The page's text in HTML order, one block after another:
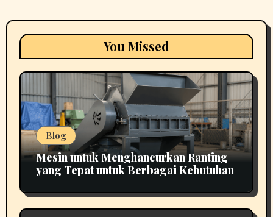
You Missed
Blog
Mesin untuk Menghancurkan Ranting
yang Tepat untuk Berbagai Kebutuhan